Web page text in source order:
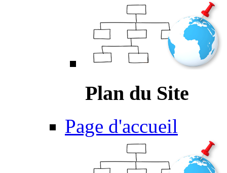
Plan du Site
Page d'accueil